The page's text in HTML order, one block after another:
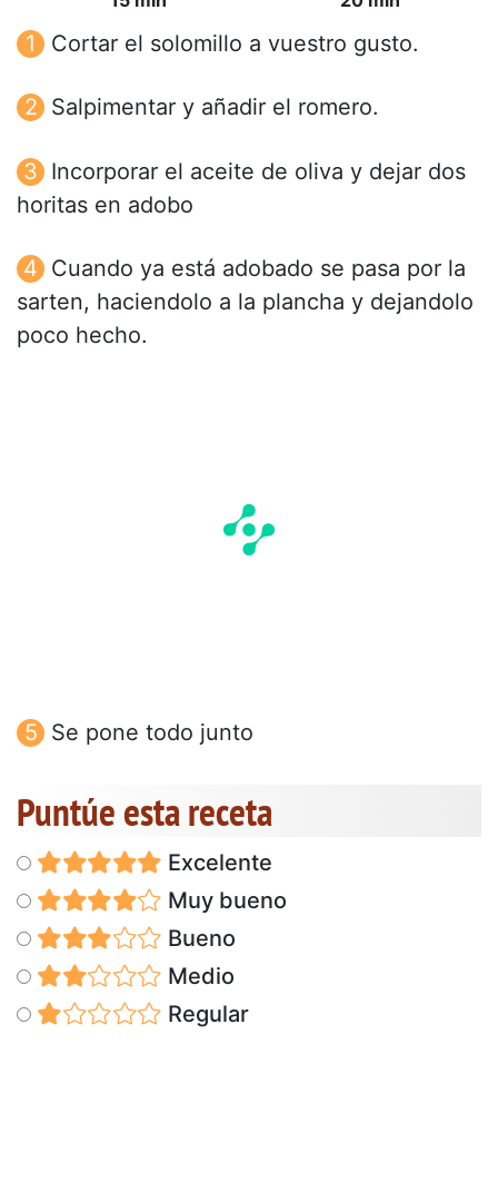
Cortar el solomillo a vuestro gusto.
Salpimentar y añadir el romero.
Incorporar el aceite de oliva y dejar dos
horitas en adobo
Cuando ya está adobado se pasa por la
sarten, haciendolo a la plancha y dejandolo
poco hecho.
Se pone todo junto
Puntúe esta receta
Excelente
Muy bueno
Bueno
Medio
Regular